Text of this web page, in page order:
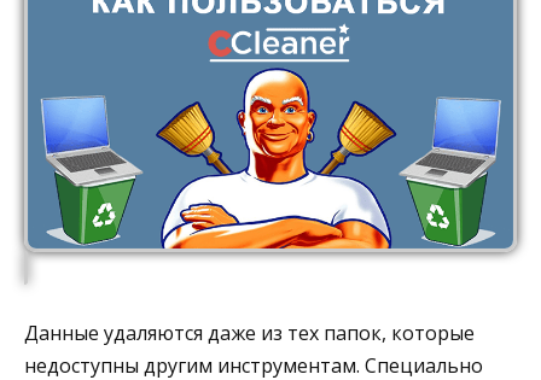
Данные удаляются даже из тех папок, которые
недоступны другим инструментам. Специально